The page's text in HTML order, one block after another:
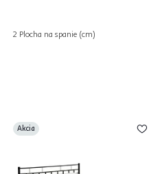
2 Plocha na spanie (cm)
Akcia